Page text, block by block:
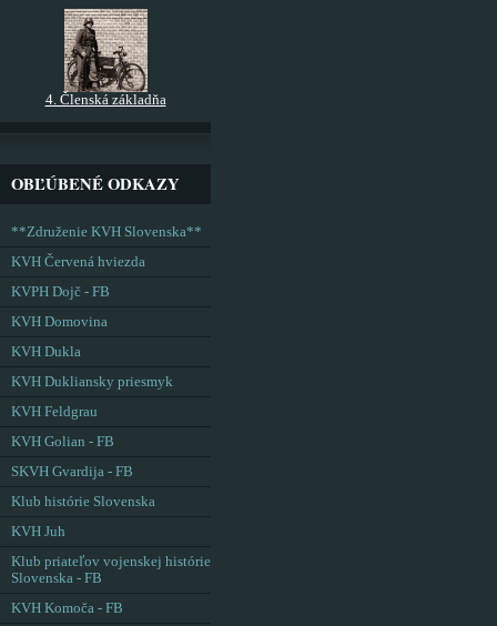
4. Členská základňa
OBĽÚBENÉ ODKAZY
**Združenie KVH Slovenska**
KVH Červená hviezda
KVPH Dojč - FB
KVH Domovina
KVH Dukla
KVH Dukliansky priesmyk
KVH Feldgrau
KVH Golian - FB
SKVH Gvardija - FB
Klub histórie Slovenska
KVH Juh
Klub priateľov vojenskej histórie
Slovenska - FB
KVH Komoča - FB